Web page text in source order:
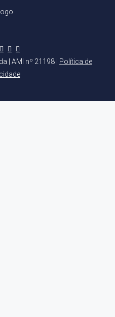
| AMI nº 21198 | Política de